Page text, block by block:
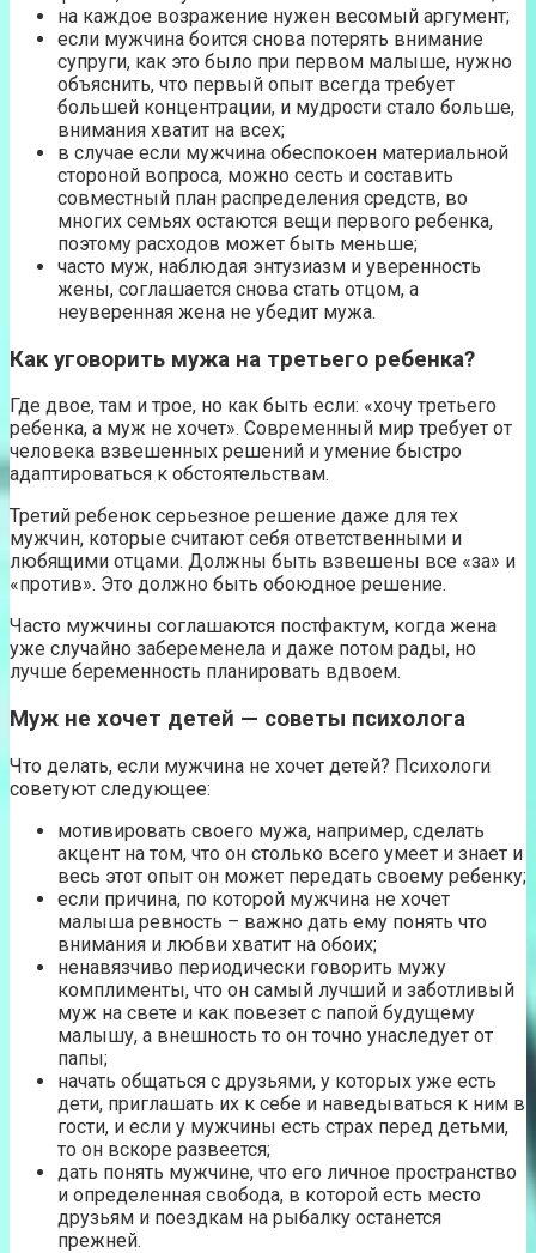
на каждое возражение нужен весомый аргумент;
если мужчина боится снова потерять внимание
супруги, как это было при первом малыше, нужно
объяснить, что первый опыт всегда требует
большей концентрации, и мудрости стало больше,
внимания хватит на всех;
в случае если мужчина обеспокоен материальной
стороной вопроса, можно сесть и составить
совместный план распределения средств, во
многих семьях остаются вещи первого ребенка,
поэтому расходов может быть меньше;
часто муж, наблюдая энтузиазм и уверенность
жены, соглашается снова стать отцом, а
неуверенная жена не убедит мужа.
Как уговорить мужа на третьего ребенка?
Где двое, там и трое, но как быть если: «хочу третьего
ребенка, а муж не хочет». Современный мир требует от
человека взвешенных решений и умение быстро
адаптироваться к обстоятельствам.
Третий ребенок серьезное решение даже для тех
мужчин, которые считают себя ответственными и
любящими отцами. Должны быть взвешены все «за» и
«против». Это должно быть обоюдное решение.
Часто мужчины соглашаются постфактум, когда жена
уже случайно забеременела и даже потом рады, но
лучше беременность планировать вдвоем.
Муж не хочет детей — советы психолога
Что делать, если мужчина не хочет детей? Психологи
советуют следующее:
мотивировать своего мужа, например, сделать
акцент на том, что он столько всего умеет и знает и
весь этот опыт он может передать своему ребенку;
если причина, по которой мужчина не хочет
малыша ревность – важно дать ему понять что
внимания и любви хватит на обоих;
ненавязчиво периодически говорить мужу
комплименты, что он самый лучший и заботливый
муж на свете и как повезет с папой будущему
малышу, а внешность то он точно унаследует от
папы;
начать общаться с друзьями, у которых уже есть
дети, приглашать их к себе и наведываться к ним в
гости, и если у мужчины есть страх перед детьми,
то он вскоре развеется;
дать понять мужчине, что его личное пространство
и определенная свобода, в которой есть место
друзьям и поездкам на рыбалку останется
прежней.